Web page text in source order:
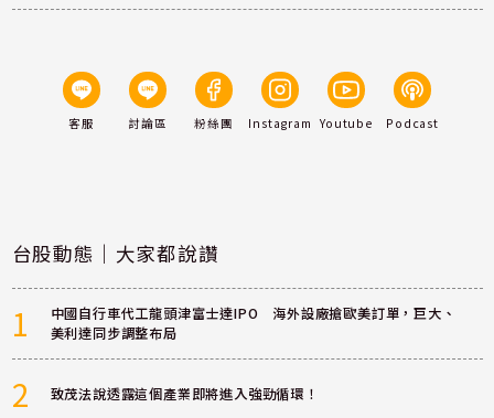
客服 討論區 粉絲團 Instagram Youtube Podcast
台股動態｜大家都說讚
1
中國自行車代工龍頭津富士達IPO 海外設廠搶歐美訂單，巨大、
美利達同步調整布局
2 致茂法說透露這個產業即將進入強勁循環！